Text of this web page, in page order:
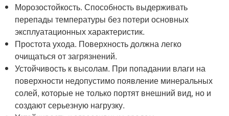
Морозостойкость. Способность выдерживать
перепады температуры без потери основных
эксплуатационных характеристик.
Простота ухода. Поверхность должна легко
очищаться от загрязнений.
Устойчивость к высолам. При попадании влаги на
поверхности недопустимо появление минеральных
солей, которые не только портят внешний вид, но и
создают серьезную нагрузку.